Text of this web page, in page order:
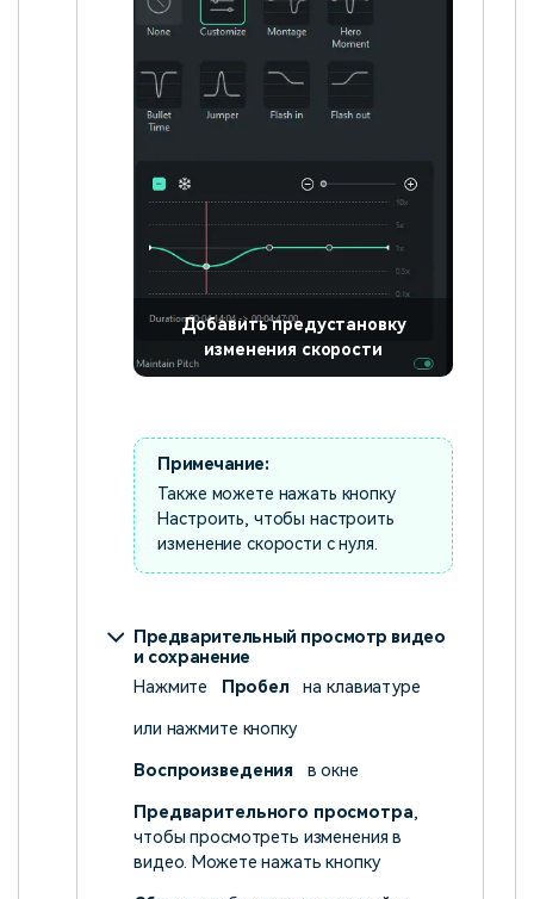
Добавить предустановку
изменения скорости
Примечание:
Также можете нажать кнопку
Настроить, чтобы настроить
изменение скорости с нуля.
Предварительный просмотр видео
и сохранение
Нажмите
Пробел на клавиатуре
или нажмите кнопку
Воспроизведения в окне
Предварительного просмотра,
чтобы просмотреть изменения в
видео. Можете нажать кнопку